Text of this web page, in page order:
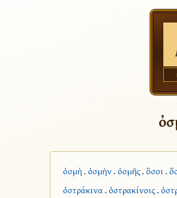
ὀσμὴ.ὀσμὴν.ὀσμῆς.ὃσοι.
ὀστράκινα.ὀστρακίνοις.